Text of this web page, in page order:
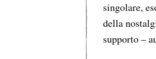
singolare,
della
supporto –